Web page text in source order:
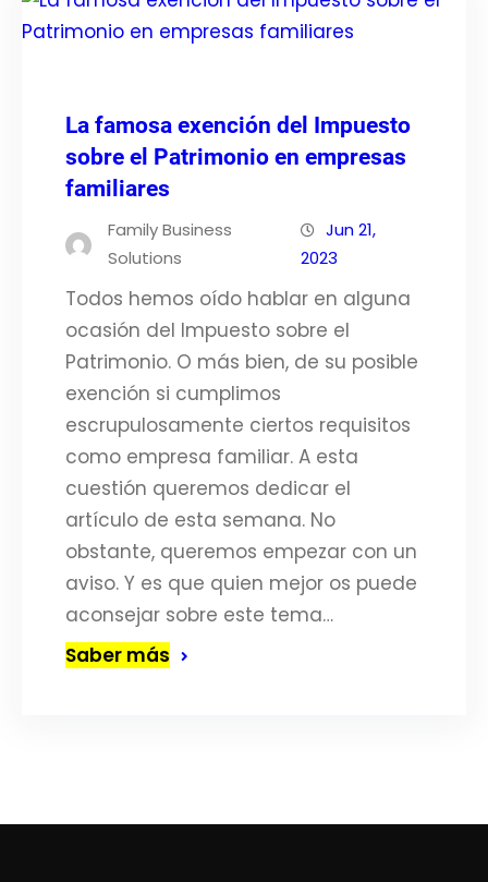
La famosa exención del Impuesto
sobre el Patrimonio en empresas
familiares
Family Business
Solutions
Jun 21,
2023
Todos hemos oído hablar en alguna
ocasión del Impuesto sobre el
Patrimonio. O más bien, de su posible
exención si cumplimos
escrupulosamente ciertos requisitos
como empresa familiar. A esta
cuestión queremos dedicar el
artículo de esta semana. No
obstante, queremos empezar con un
aviso. Y es que quien mejor os puede
aconsejar sobre este tema…
Saber más